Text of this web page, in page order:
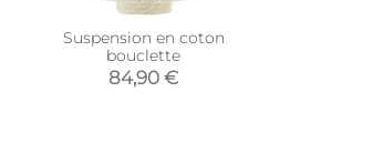
Suspension en coton
bouclette
84,90 €